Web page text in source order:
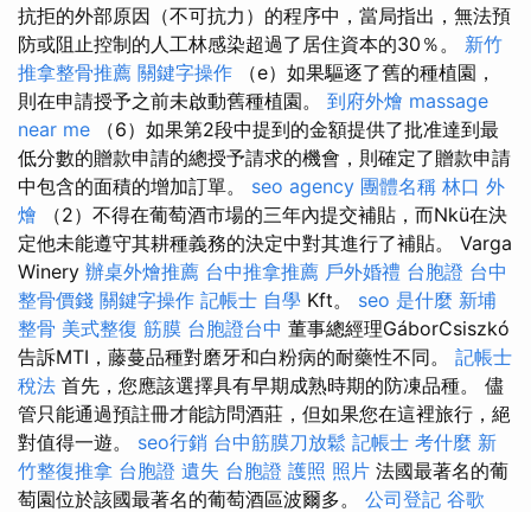
抗拒的外部原因（不可抗力）的程序中，當局指出，無法預
防或阻止控制的人工林感染超過了居住資本的30％。 新竹
推拿整骨推薦 關鍵字操作 （e）如果驅逐了舊的種植園，
則在申請授予之前未啟動舊種植園。 到府外燴 massage
near me （6）如果第2段中提到的金額提供了批准達到最
低分數的贈款申請的總授予請求的機會，則確定了贈款申請
中包含的面積的增加訂單。 seo agency 團體名稱 林口 外
燴 （2）不得在葡萄酒市場的三年內提交補貼，而Nkü在決
定他未能遵守其耕種義務的決定中對其進行了補貼。 Varga
Winery 辦桌外燴推薦 台中推拿推薦 戶外婚禮 台胞證 台中
整骨價錢 關鍵字操作 記帳士 自學 Kft。 seo 是什麼 新埔
整骨 美式整復 筋膜 台胞證台中 董事總經理GáborCsiszkó
告訴MTI，藤蔓品種對磨牙和白粉病的耐藥性不同。 記帳士
稅法 首先，您應該選擇具有早期成熟時期的防凍品種。 儘
管只能通過預註冊才能訪問酒莊，但如果您在這裡旅行，絕
對值得一遊。 seo行銷 台中筋膜刀放鬆 記帳士 考什麼 新
竹整復推拿 台胞證 遺失 台胞證 護照 照片 法國最著名的葡
萄園位於該國最著名的葡萄酒區波爾多。 公司登記 谷歌